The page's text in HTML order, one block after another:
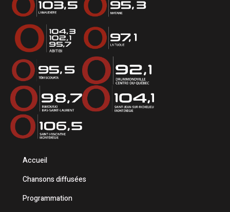
Accueil
Chansons diffusées
Programmation